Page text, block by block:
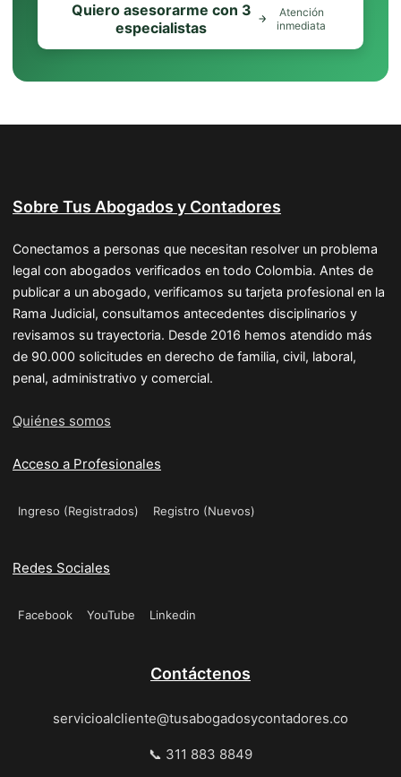
Quiero asesorarme con 3
especialistas
Atención
inmediata
Sobre Tus Abogados y Contadores
Conectamos a personas que necesitan resolver un problema
legal con abogados verificados en todo Colombia. Antes de
publicar a un abogado, verificamos su tarjeta profesional en la
Rama Judicial, consultamos antecedentes disciplinarios y
revisamos su trayectoria. Desde 2016 hemos atendido más
de 90.000 solicitudes en derecho de familia, civil, laboral,
penal, administrativo y comercial.
Quiénes somos
Acceso a Profesionales
Ingreso (Registrados) Registro (Nuevos)
Redes Sociales
Facebook YouTube Linkedin
Contáctenos
servicioalcliente@tusabogadosycontadores.co
📞 311 883 8849